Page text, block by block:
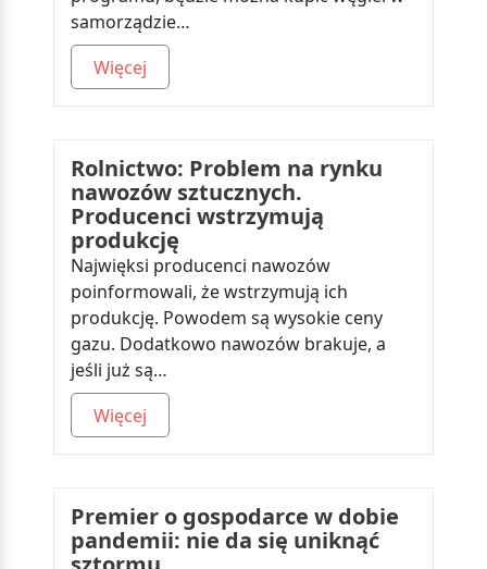
samorządzie…
Więcej
Rolnictwo: Problem na rynku
nawozów sztucznych.
Producenci wstrzymują
produkcję
Najwięksi producenci nawozów
poinformowali, że wstrzymują ich
produkcję. Powodem są wysokie ceny
gazu. Dodatkowo nawozów brakuje, a
jeśli już są…
Więcej
Premier o gospodarce w dobie
pandemii: nie da się uniknąć